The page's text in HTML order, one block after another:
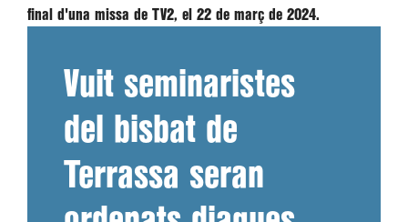
final d'una missa de TV2, el 22 de març de 2024.
Vuit seminaristes
del bisbat de
Terrassa seran